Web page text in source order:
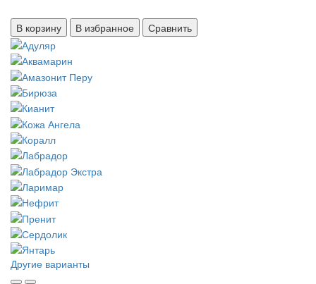
В корзину В избранное Сравнить
Другие варианты